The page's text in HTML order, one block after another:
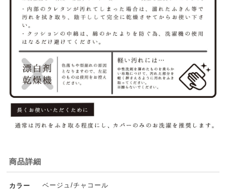
商品詳細
カラー ベージュ/チャコール